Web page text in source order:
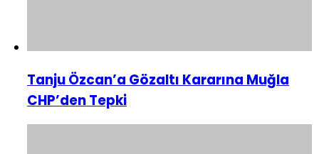
Tanju Özcan’a Gözaltı Kararına Muğla
CHP’den Tepki